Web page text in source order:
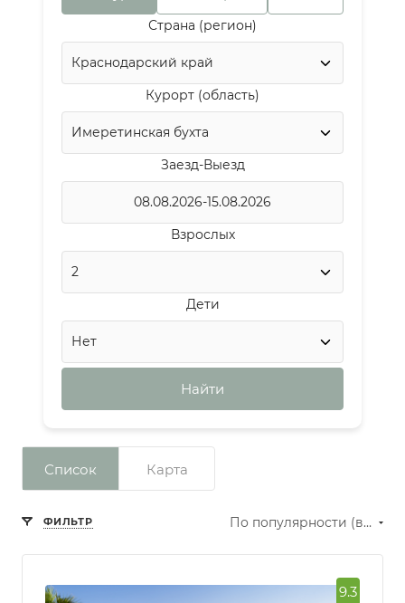
Страна (регион)
Курорт (область)
Заезд-Выезд
Взрослых
Дети
Найти
Список Карта
ФИЛЬТР По популярности (возрастание)
9.3